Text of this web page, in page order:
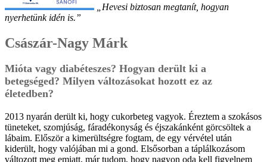
„Hevesi biztosan megtanít, hogyan
nyerhetünk idén is.”
Császár-Nagy Márk
Mióta vagy diabéteszes? Hogyan derült ki a
betegséged? Milyen változásokat hozott ez az
életedben?
2013 nyarán derült ki, hogy cukorbeteg vagyok. Éreztem a szokásos
tüneteket, szomjúság, fáradékonyság és éjszakánként görcsöltek a
lábaim. Először a kimerültségre fogtam, de egy vérvétel után
kiderült, hogy valójában mi a gond. Elsősorban a táplálkozásom
változott meg emiatt, már tudom, hogy nagyon oda kell figyelnem